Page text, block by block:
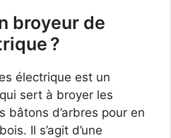
broyeur de
?
électrique est un
sert à broyer les
bâtons d’arbres pour en
Il s’agit d’une